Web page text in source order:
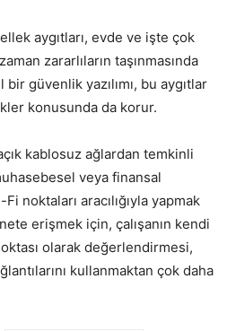
aygıtları, evde ve işte çok
zararlıların taşınmasında
güvenlik yazılımı, bu aygıtlar
konusunda da korur.
kablosuz ağlardan temkinli
veya finansal
noktaları aracılığıyla yapmak
erişmek için, çalışanın kendi
olarak değerlendirmesi,
kullanmaktan çok daha